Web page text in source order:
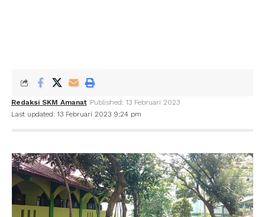
Last updated: 13 Februari 2023 9:24 pm
Redaksi SKM Amanat Published: 13 Februari 2023